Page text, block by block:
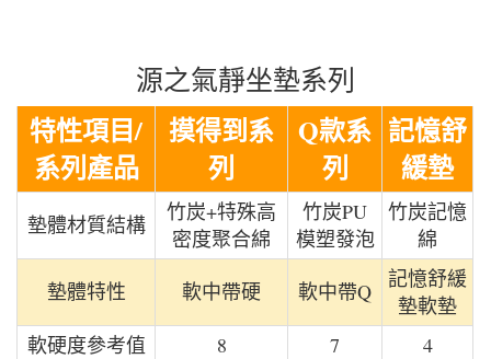
源之氣靜坐墊系列
特性項目/
系列產品
摸得到系
列
Q款系
列
記憶舒
緩墊
墊體材質結構
竹炭+特殊高
密度聚合綿
竹炭PU
模塑發泡
竹炭記憶
綿
墊體特性
軟中帶硬 軟中帶Q
記憶舒緩
墊軟墊
軟硬度參考值
8 7
4